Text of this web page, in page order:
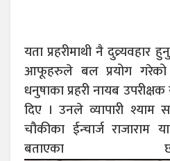
यता प्रहरीमाथी नै
आफूहरुले बल प्रयोग गरेको
धनुषाका प्रहरी नायब
दिए । उनले व्यापारी श्याम
चौकीका ईन्चार्ज